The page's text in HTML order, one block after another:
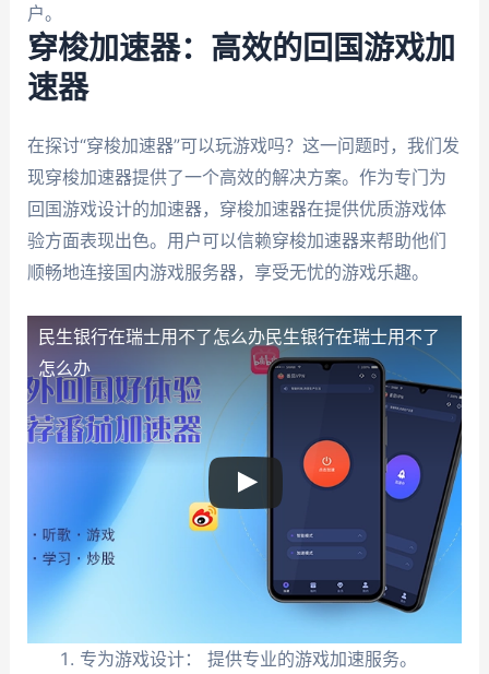
户。
穿梭加速器：高效的回国游戏加
速器
在探讨“穿梭加速器”可以玩游戏吗？这一问题时，我们发
现穿梭加速器提供了一个高效的解决方案。作为专门为
回国游戏设计的加速器，穿梭加速器在提供优质游戏体
验方面表现出色。用户可以信赖穿梭加速器来帮助他们
顺畅地连接国内游戏服务器，享受无忧的游戏乐趣。
民生银行在瑞士用不了怎么办民生银行在瑞士用不了
怎么办
专为游戏设计： 提供专业的游戏加速服务。